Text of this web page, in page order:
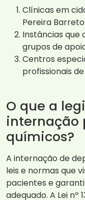
Clínicas em
Pereira Barreto.
Instâncias que
grupos de
Centros
profissionais
O que a
internação
químicos?
A internação de
leis e normas que
pacientes e
adequado. A Lei nº